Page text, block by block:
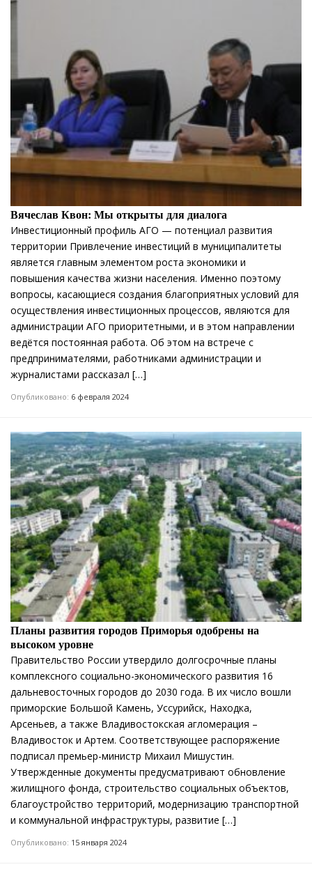
Вячеслав Квон: Мы открыты для диалога
Инвестиционный профиль АГО — потенциал развития
территории Привлечение инвестиций в муниципалитеты
является главным элементом роста экономики и
повышения качества жизни населения. Именно поэтому
вопросы, касающиеся создания благоприятных условий для
осуществления инвестиционных процессов, являются для
администрации АГО приоритетными, и в этом направлении
ведётся постоянная работа. Об этом на встрече с
предпринимателями, работниками администрации и
журналистами рассказал […]
Опубликовано: 6 февраля 2024
Планы развития городов Приморья одобрены на
высоком уровне
Правительство России утвердило долгосрочные планы
комплексного социально-экономического развития 16
дальневосточных городов до 2030 года. В их число вошли
приморские Большой Камень, Уссурийск, Находка,
Арсеньев, а также Владивостокская агломерация –
Владивосток и Артем. Соответствующее распоряжение
подписал премьер-министр Михаил Мишустин.
Утвержденные документы предусматривают обновление
жилищного фонда, строительство социальных объектов,
благоустройство территорий, модернизацию транспортной
и коммунальной инфраструктуры, развитие […]
Опубликовано: 15 января 2024